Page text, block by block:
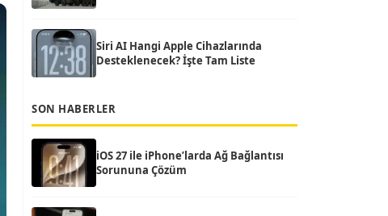
Siri AI Hangi Apple Cihazlarında
Desteklenecek? İşte Tam Liste
SON HABERLER
iOS 27 ile iPhone’larda Ağ Bağlantısı
Sorununa Çözüm